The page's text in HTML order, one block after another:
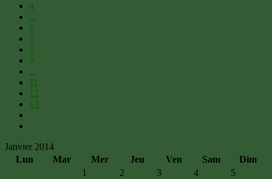
4
...
6
7
8
9
...
11
12
13
Janvier 2014
Lun
Mar Mer Jeu Ven Sam
Dim
1
2 3 4
5